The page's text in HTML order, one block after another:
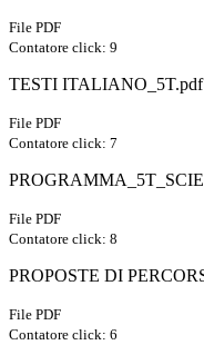
File PDF
Contatore click: 9
TESTI ITALIANO_5T.pdf
File PDF
Contatore click: 7
File PDF
Contatore click: 8
PROPOSTE DI
File PDF
Contatore click: 6